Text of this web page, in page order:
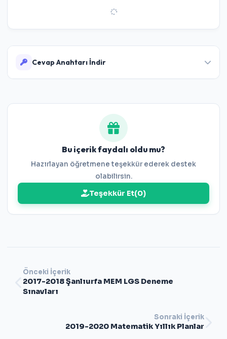
Cevap Anahtarı İndir
Bu içerik faydalı oldu mu?
Hazırlayan öğretmene teşekkür ederek destek
olabilirsin.
Teşekkür Et(0)
Önceki İçerik
2017-2018 Şanlıurfa MEM LGS Deneme
Sınavları
Sonraki İçerik
2019-2020 Matematik Yıllık Planlar